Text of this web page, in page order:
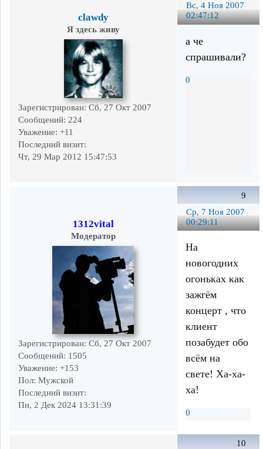
Вс, 4 Ноя 2007
02:47:12
clawdy
Я здесь живу
Зарегистрирован: Сб, 27 Окт 2007
Сообщений: 224
Уважение: +11
Последний визит:
Чт, 29 Мар 2012 15:47:53
а че
спрашивали?
0
9
Ср, 7 Ноя 2007
00:29:11
1312vital
Модератор
Зарегистрирован: Сб, 27 Окт 2007
Сообщений: 1505
Уважение: +153
Пол: Мужской
Последний визит:
Пн, 2 Дек 2024 13:31:39
На
новогодних
огоньках как
зажгём
концерт , что
клиент
позабудет обо
всём на
свете! Ха-ха-
ха!
0
10